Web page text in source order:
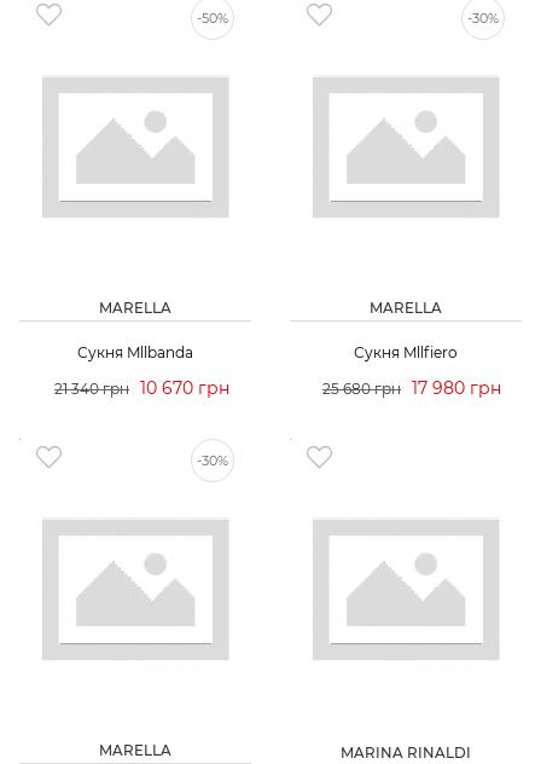
-50%
MARELLA
Сукня Mllbanda
21 340 грн 10 670 грн
-30%
MARELLA
Сукня Mllfiero
25 680 грн 17 980 грн
-30%
MARELLA MARINA RINALDI